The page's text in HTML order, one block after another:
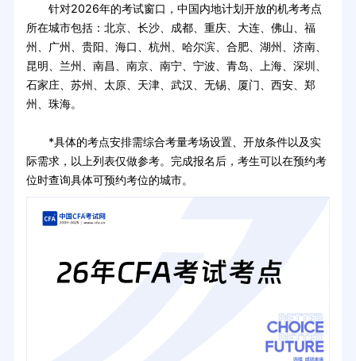
针对2026年的考试窗口，中国内地计划开放的机考考点
所在城市包括：北京、长沙、成都、重庆、大连、佛山、福
州、广州、贵阳、海口、杭州、哈尔滨、合肥、湖州、济南、
昆明、兰州、南昌、南京、南宁、宁波、青岛、上海、深圳、
石家庄、苏州、太原、天津、武汉、无锡、厦门、西安、郑
州、珠海。
*具体的考点安排需综合考量考场设置、开放条件以及实
际需求，以上列表仅做参考。完成报名后，考生可以在预约考
位时查询具体可预约考位的城市。